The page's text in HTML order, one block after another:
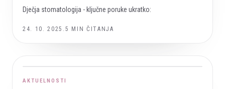
Dječja stomatologija - ključne poruke ukratko:
24. 10. 2025. 5 MIN ČITANJA
AKTUELNOSTI